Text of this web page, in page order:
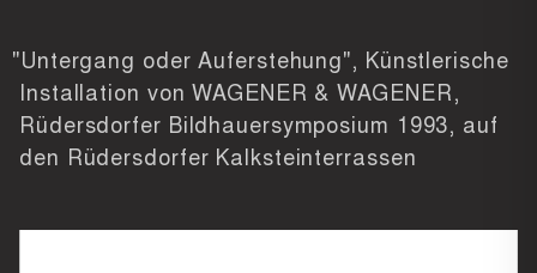
"Untergang oder Auferstehung", Künstlerische
Installation von WAGENER & WAGENER,
Rüdersdorfer Bildhauersymposium 1993, auf
den Rüdersdorfer Kalksteinterrassen